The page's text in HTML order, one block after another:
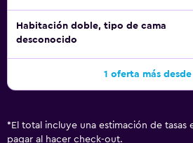
Habitación doble, tipo de cama
desconocido
1 oferta más desde
* El total incluye una estimación de tasas
pagar al hacer check-out.